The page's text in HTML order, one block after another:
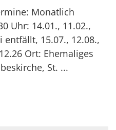
Monatlich
Uhr: 14.01., 11.02.,
entfällt, 15.07., 12.08.,
Ort: Ehemaliges
St. ...